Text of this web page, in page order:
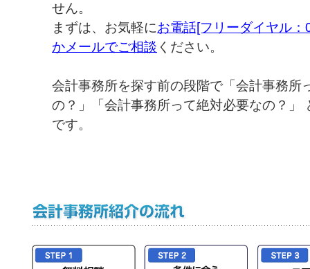
せん。
まずは、お気軽にお電話[フリーダイヤル
かメールでご相談 ください。
会計事務所を探す前の段階で「会計事務所
の？」「会計事務所って絶対必要なの？」
です。